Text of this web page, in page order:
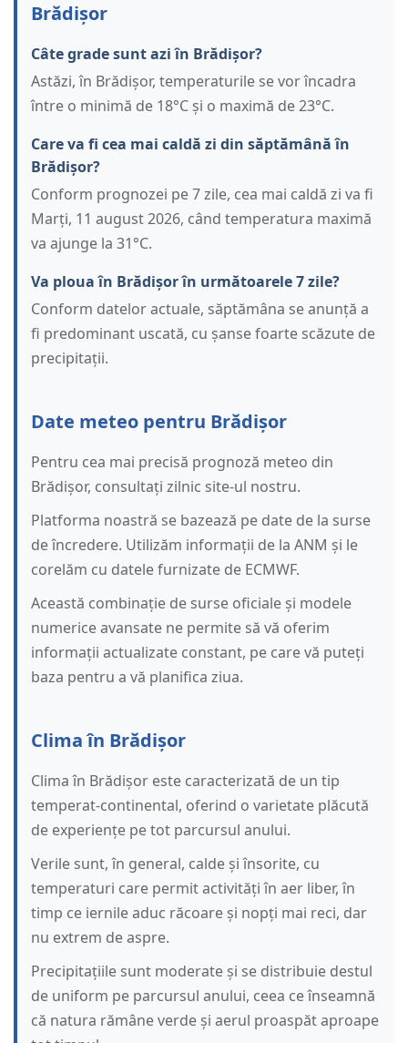
Brădișor
Câte grade sunt azi în Brădișor?
Astăzi, în Brădișor, temperaturile se vor încadra
între o minimă de 18°C și o maximă de 23°C.
Care va fi cea mai caldă zi din săptămână în
Brădișor?
Conform prognozei pe 7 zile, cea mai caldă zi va fi
Marți, 11 august 2026, când temperatura maximă
va ajunge la 31°C.
Va ploua în Brădișor în următoarele 7 zile?
Conform datelor actuale, săptămâna se anunță a
fi predominant uscată, cu șanse foarte scăzute de
precipitații.
Date meteo pentru Brădișor
Pentru cea mai precisă prognoză meteo din
Brădișor, consultați zilnic site-ul nostru.
Platforma noastră se bazează pe date de la surse
de încredere. Utilizăm informații de la ANM și le
corelăm cu datele furnizate de ECMWF.
Această combinație de surse oficiale și modele
numerice avansate ne permite să vă oferim
informații actualizate constant, pe care vă puteți
baza pentru a vă planifica ziua.
Clima în Brădișor
Clima în Brădișor este caracterizată de un tip
temperat-continental, oferind o varietate plăcută
de experiențe pe tot parcursul anului.
Verile sunt, în general, calde și însorite, cu
temperaturi care permit activități în aer liber, în
timp ce iernile aduc răcoare și nopți mai reci, dar
nu extrem de aspre.
Precipitațiile sunt moderate și se distribuie destul
de uniform pe parcursul anului, ceea ce înseamnă
că natura rămâne verde și aerul proaspăt aproape